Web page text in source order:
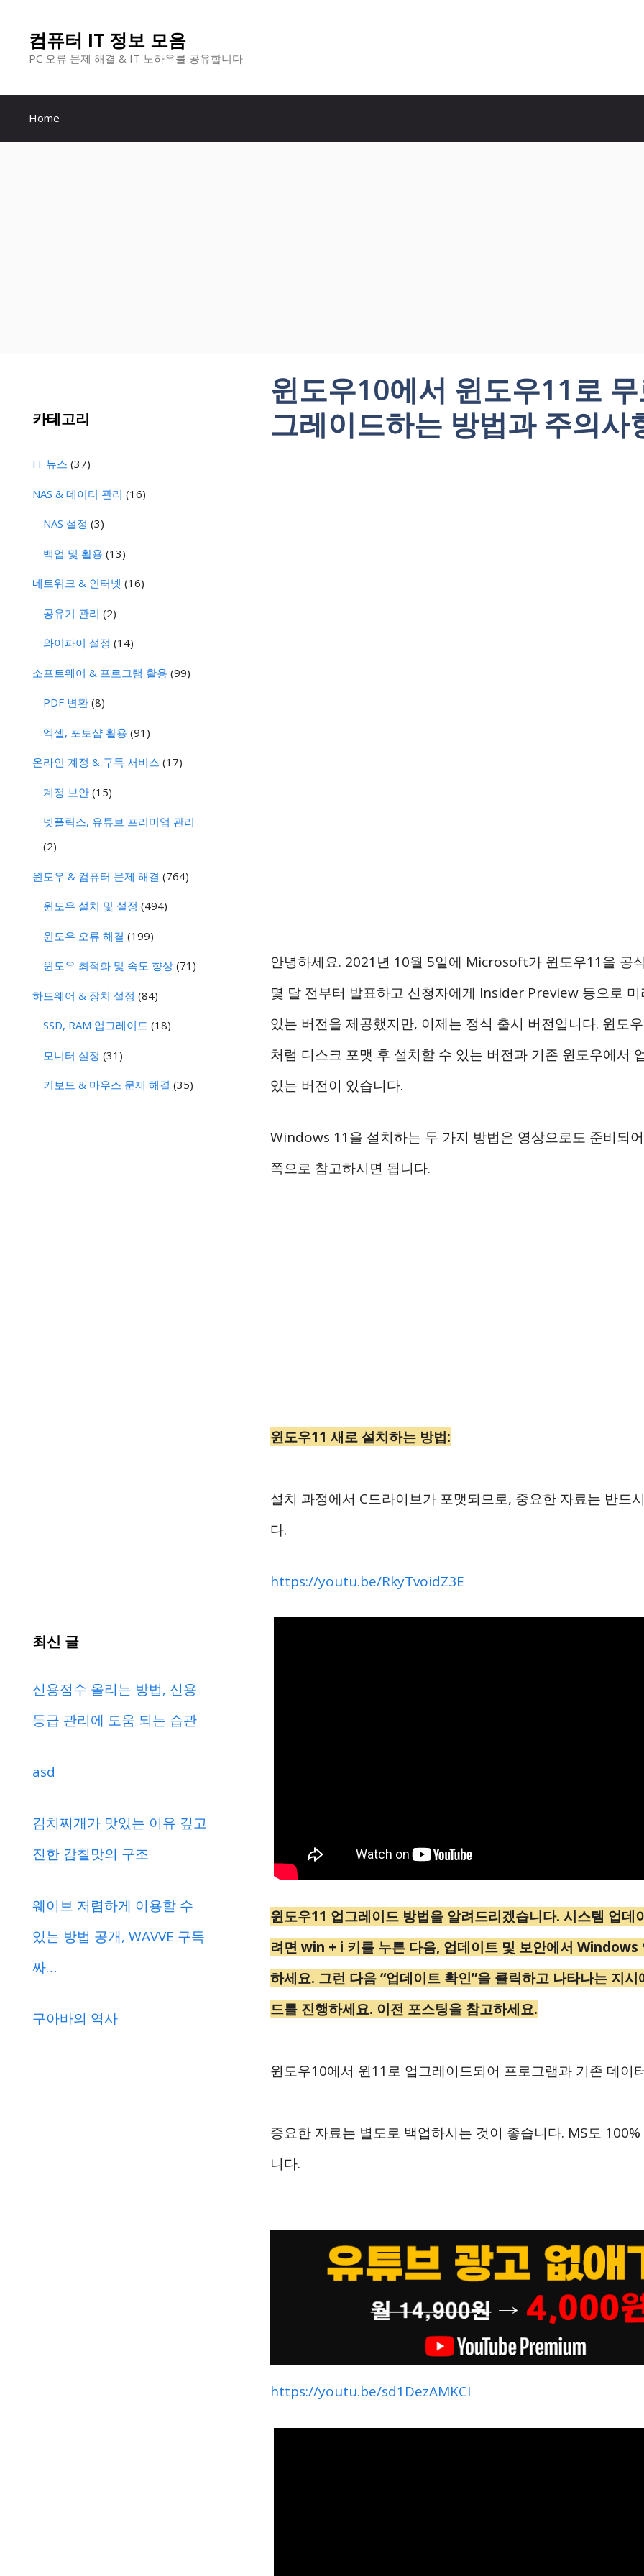
건
컴퓨터 IT 정보 모음
PC 오류 문제 해결 & IT 노하우를 공유합니다
Home
윈도우10에서 윈도우11로
그레이드하는 방법과 주의사
안녕하세요. 2021년 10월 5일에 Microsoft가 윈도우11을 공
몇 달 전부터 발표하고 신청자에게 Insider Preview 등으로
있는 버전을 제공했지만, 이제는 정식 출시 버전입니다. 윈도
처럼 디스크 포맷 후 설치할 수 있는 버전과 기존 윈도우에서
있는 버전이 있습니다.
Windows 11을 설치하는 두 가지 방법은 영상으로도 준비되
쪽으로 참고하시면 됩니다.
윈도우11 새로 설치하는 방법:
설치 과정에서 C드라이브가 포맷되므로, 중요한 자료는 반드
다.
https://youtu.be/RkyTvoidZ3E
윈도우11 업그레이드 방법을 알려드리겠습니다. 시스템 업데
려면 win + i 키를 누른 다음, 업데이트 및 보안에서 Windows
하세요. 그런 다음 “업데이트 확인”을 클릭하고 나타나는 지시
드를 진행하세요. 이전 포스팅을 참고하세요.
윈도우10에서 윈11로 업그레이드되어 프로그램과 기존 데이
중요한 자료는 별도로 백업하시는 것이 좋습니다. MS도
니다.
https://youtu.be/sd1DezAMKCI
카테고리
IT 뉴스 (37)
NAS & 데이터 관리 (16)
NAS 설정 (3)
백업 및 활용 (13)
네트워크 & 인터넷 (16)
공유기 관리 (2)
와이파이 설정 (14)
소프트웨어 & 프로그램 활용 (99)
PDF 변환 (8)
엑셀, 포토샵 활용 (91)
온라인 계정 & 구독 서비스 (17)
계정 보안 (15)
넷플릭스, 유튜브 프리미엄 관리
(2)
윈도우 & 컴퓨터 문제 해결 (764)
윈도우 설치 및 설정 (494)
윈도우 오류 해결 (199)
윈도우 최적화 및 속도 향상 (71)
하드웨어 & 장치 설정 (84)
SSD, RAM 업그레이드 (18)
모니터 설정 (31)
키보드 & 마우스 문제 해결 (35)
최신 글
신용점수 올리는 방법, 신용
등급 관리에 도움 되는 습관
asd
김치찌개가 맛있는 이유 깊고
진한 감칠맛의 구조
웨이브 저렴하게 이용할 수
있는 방법 공개, WAVVE 구독
싸…
구아바의 역사